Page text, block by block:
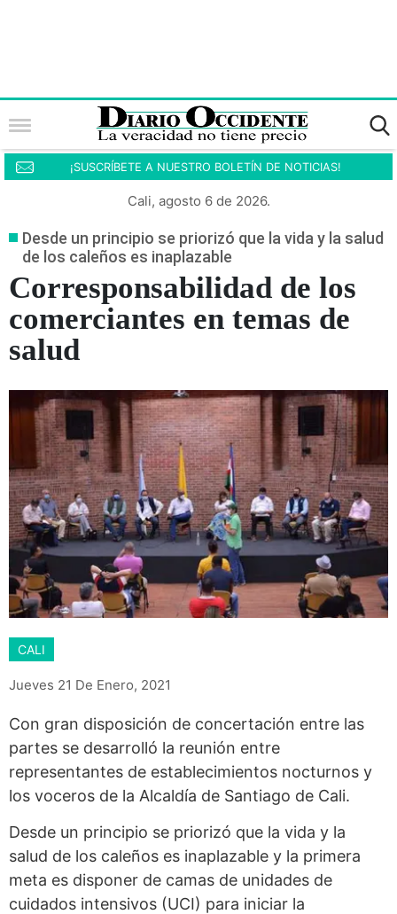
¡SUSCRÍBETE A NUESTRO BOLETÍN DE NOTICIAS!
Cali, agosto 6 de 2026.
Desde un principio se priorizó que la vida y la salud
de los caleños es inaplazable
Corresponsabilidad de los
comerciantes en temas de
salud
CALI
Jueves 21 De Enero, 2021
Con gran disposición de concertación entre las
partes se desarrolló la reunión entre
representantes de establecimientos nocturnos y
los voceros de la Alcaldía de Santiago de Cali.
Desde un principio se priorizó que la vida y la
salud de los caleños es inaplazable y la primera
meta es disponer de camas de unidades de
cuidados intensivos (UCI) para iniciar la